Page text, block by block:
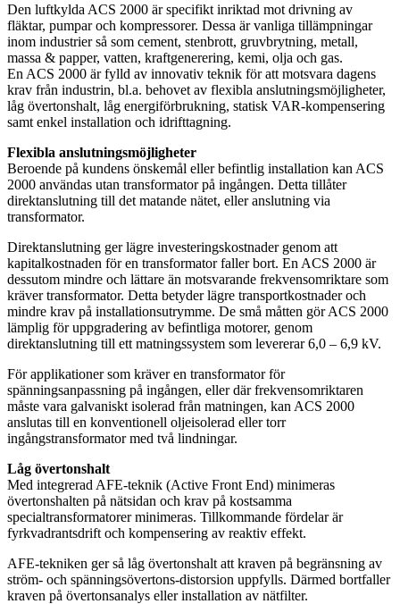
Den luftkylda ACS 2000 är specifikt inriktad mot drivning av
fläktar, pumpar och kompressorer. Dessa är vanliga tillämpningar
inom industrier så som cement, stenbrott, gruvbrytning, metall,
massa & papper, vatten, kraftgenerering, kemi, olja och gas.
En ACS 2000 är fylld av innovativ teknik för att motsvara dagens
krav från industrin, bl.a. behovet av flexibla anslutningsmöjligheter,
låg övertonshalt, låg energiförbrukning, statisk VAR-kompensering
samt enkel installation och idrifttagning.
Flexibla anslutningsmöjligheter
Beroende på kundens önskemål eller befintlig installation kan ACS
2000 användas utan transformator på ingången. Detta tillåter
direktanslutning till det matande nätet, eller anslutning via
transformator.
Direktanslutning ger lägre investeringskostnader genom att
kapitalkostnaden för en transformator faller bort. En ACS 2000 är
dessutom mindre och lättare än motsvarande frekvensomriktare som
kräver transformator. Detta betyder lägre transportkostnader och
mindre krav på installationsutrymme. De små måtten gör ACS 2000
lämplig för uppgradering av befintliga motorer, genom
direktanslutning till ett matningssystem som levererar 6,0 – 6,9 kV.
För applikationer som kräver en transformator för
spänningsanpassning på ingången, eller där frekvensomriktaren
måste vara galvaniskt isolerad från matningen, kan ACS 2000
anslutas till en konventionell oljeisolerad eller torr
ingångstransformator med två lindningar.
Låg övertonshalt
Med integrerad AFE-teknik (Active Front End) minimeras
övertonshalten på nätsidan och krav på kostsamma
specialtransformatorer minimeras. Tillkommande fördelar är
fyrkvadrantsdrift och kompensering av reaktiv effekt.
AFE-tekniken ger så låg övertonshalt att kraven på begränsning av
ström- och spänningsövertons-distorsion uppfylls. Därmed bortfaller
kraven på övertonsanalys eller installation av nätfilter.